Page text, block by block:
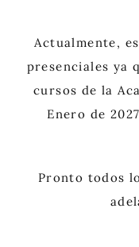
Actualmente,
presenciales ya
cursos de la
Enero de
Pronto todos